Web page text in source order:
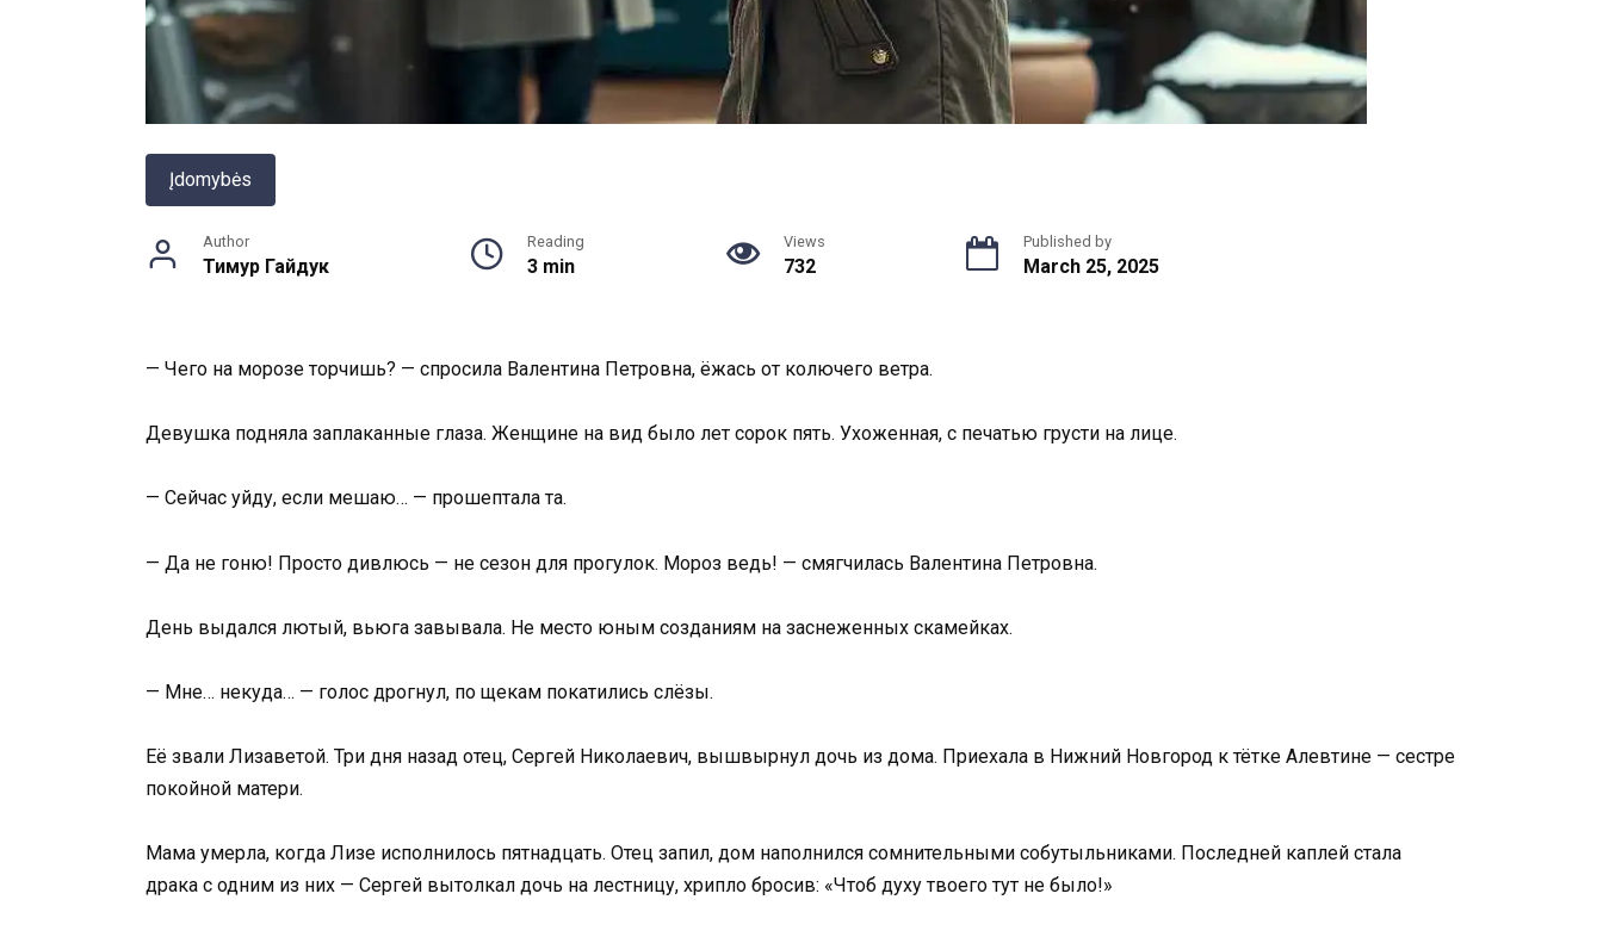
Įdomybės
Author
Тимур Гайдук
Reading
3 min
Views
732
Published by
March 25, 2025
— Чего на морозе торчишь? — спросила Валентина Петровна, ёжась от колючего ветра.
Девушка подняла заплаканные глаза. Женщине на вид было лет сорок пять. Ухоженная, с печатью грусти на лице.
— Сейчас уйду, если мешаю… — прошептала та.
— Да не гоню! Просто дивлюсь — не сезон для прогулок. Мороз ведь! — смягчилась Валентина Петровна.
День выдался лютый, вьюга завывала. Не место юным созданиям на заснеженных скамейках.
— Мне… некуда… — голос дрогнул, по щекам покатились слёзы.
Её звали Лизаветой. Три дня назад отец, Сергей Николаевич, вышвырнул дочь из дома. Приехала в Нижний Новгород к тётке Алевтине — сестре
покойной матери.
Мама умерла, когда Лизе исполнилось пятнадцать. Отец запил, дом наполнился сомнительными собутыльниками. Последней каплей стала
драка с одним из них — Сергей вытолкал дочь на лестницу, хрипло бросив: «Чтоб духу твоего тут не было!»